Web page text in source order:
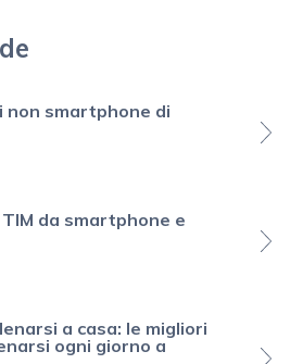
non smartphone di
da smartphone e
a casa: le migliori
ogni giorno a